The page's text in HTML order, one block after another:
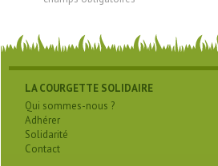
LA COURGETTE SOLIDAIRE
Qui sommes-nous ?
Adhérer
Solidarité
Contact